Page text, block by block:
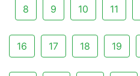
8 9 10 11
16 17 18 19